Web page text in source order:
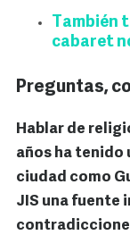
También
cabaret
Preguntas,
Hablar de
años ha tenido
ciudad como
JIS una fuente